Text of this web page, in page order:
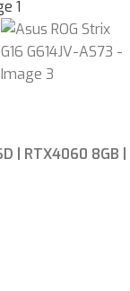
| RTX4060 8GB |